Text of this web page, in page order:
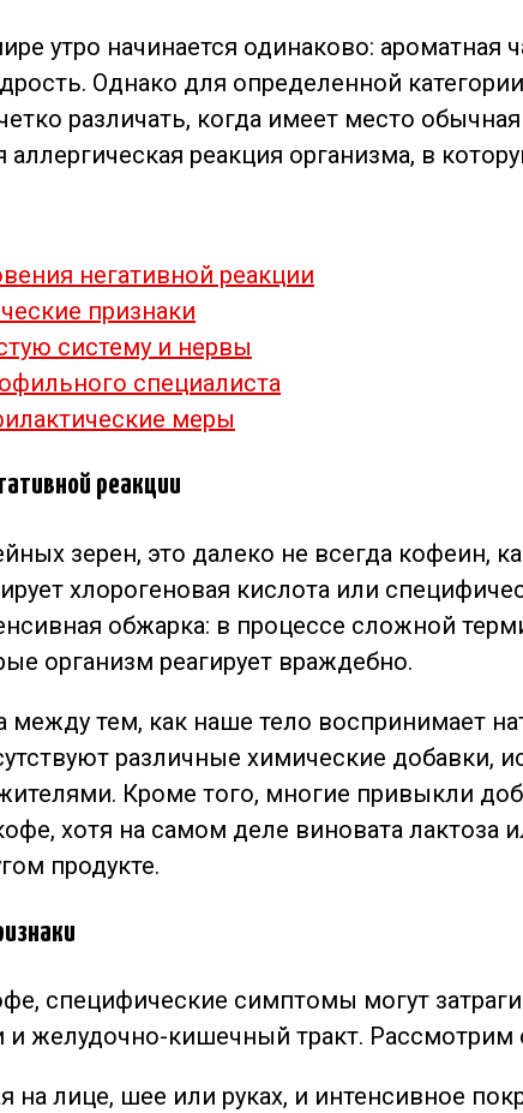
утро начинается одинаково: ароматная
Однако для определенной
различать, когда имеет место
аллергическая реакция организма, в
негативной реакции
признаки
систему и нервы
специалиста
меры
реакции
зерен, это далеко не всегда кофеин,
хлорогеновая кислота или
обжарка: в процессе сложной
организм реагирует враждебно.
между тем, как наше тело
различные химические добавки,
Кроме того, многие привыкли
хотя на самом деле виновата лактоза
продукте.
специфические симптомы могут
и желудочно-кишечный тракт.
на лице, шее или руках, и интенсивное